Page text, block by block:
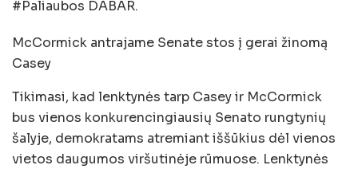
#Paliaubos DABAR.
McCormick antrajame Senate stos į gerai žinomą
Casey
Tikimasi, kad lenktynės tarp Casey ir McCormick
bus vienos konkurencingiausių Senato rungtynių
šalyje, demokratams atremiant iššūkius dėl vienos
vietos daugumos viršutinėje rūmuose. Lenktynės